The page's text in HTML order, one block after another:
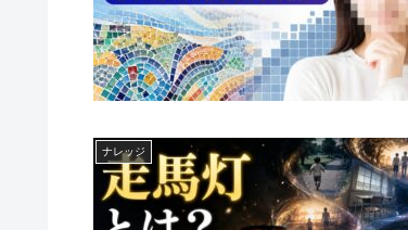
ナレッジ